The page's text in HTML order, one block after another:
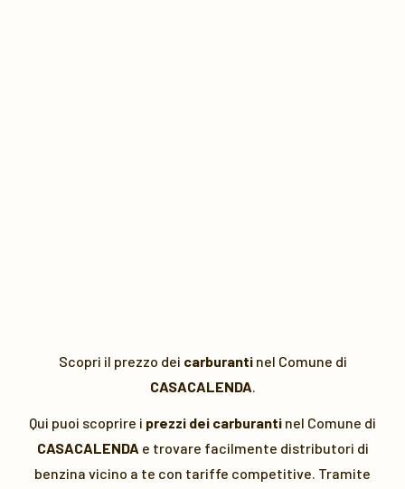
Scopri il prezzo dei carburantinel Comune di
CASACALENDA.
Qui puoi scoprire i prezzi dei carburanti nel Comune di
CASACALENDA e trovare facilmente distributori di
benzina vicino a te con tariffe competitive. Tramite